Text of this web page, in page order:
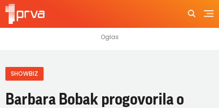
SHOWBIZ
Barbara Bobak progovorila o